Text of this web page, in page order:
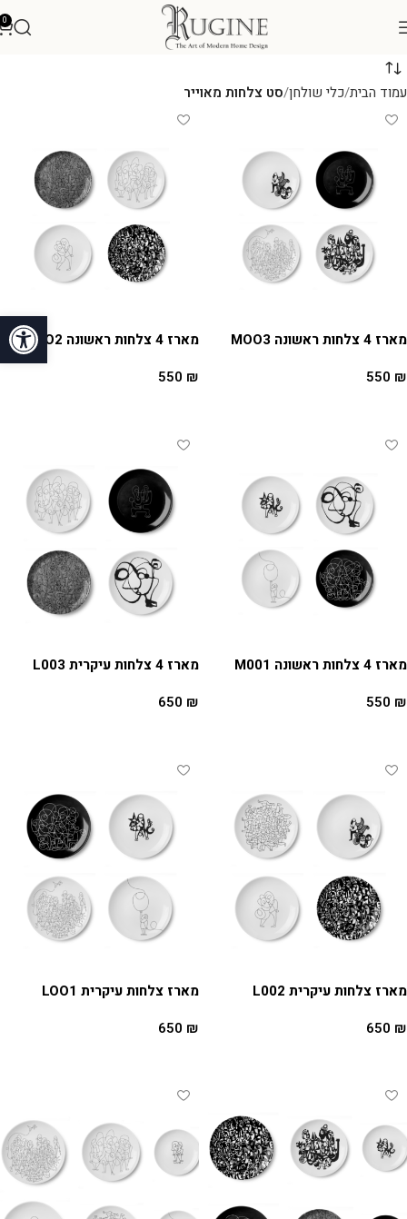
פתח
0
עמוד הבית כלי שולחן סט צלחות מאוייר
מארז 4 צלחות ראשונה MOO3
550 ₪
מארז 4 צלחות ראשונה MOO2
550 ₪
מארז 4 צלחות ראשונה M001
550 ₪
מארז 4 צלחות עיקרית L003
650 ₪
מארז צלחות עיקרית L002
650 ₪
מארז צלחות עיקרית LOO1
650 ₪